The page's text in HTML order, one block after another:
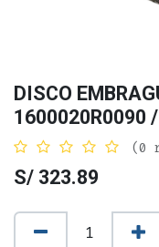
DISCO
1600020R0090
(0
S/ 323.89